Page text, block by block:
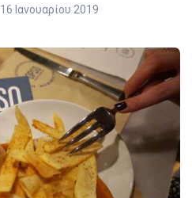
16 Ιανουαρίου 2019